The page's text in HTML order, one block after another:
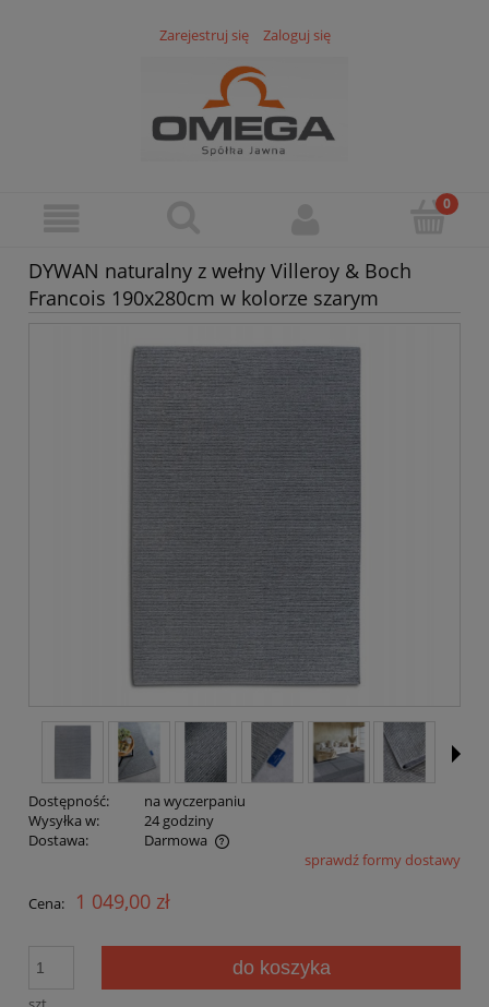
Zarejestruj się Zaloguj się
DYWAN naturalny z wełny Villeroy & Boch
Francois 190x280cm w kolorze szarym
Dostępność:
na wyczerpaniu
Wysyłka w:
24 godziny
Dostawa:
Darmowa
Cena nie zawiera ewentualnych kosztów płatnościsprawdź formy dostawy
Cena: 1 049,00 zł
do koszyka